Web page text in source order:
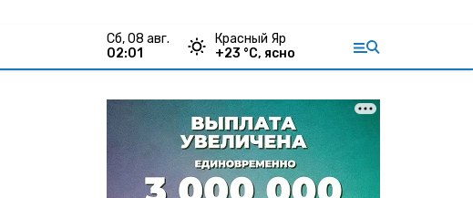
сб, 08 авг.
02:01
Красный Яр
+23 °С, ясно